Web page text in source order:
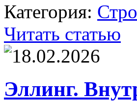
Категория:
Читать статью
18.02.2026
Эллинг.